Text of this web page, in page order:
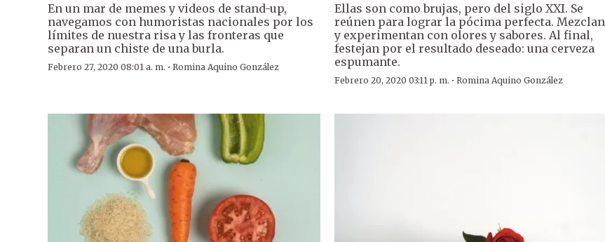
En un mar de memes y videos de stand-up,
navegamos con humoristas nacionales por los
límites de nuestra risa y las fronteras que
separan un chiste de una burla.
Febrero 27, 2020 08:01 a. m. · Romina Aquino González
Ellas son como brujas, pero del siglo XXI. Se
reúnen para lograr la pócima perfecta. Mezclan
y experimentan con olores y sabores. Al final,
festejan por el resultado deseado: una cerveza
espumante.
Febrero 20, 2020 03:11 p. m. ·Romina Aquino González